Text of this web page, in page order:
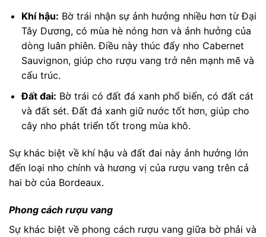
Khí hậu: Bờ trái nhận sự ảnh hưởng nhiều hơn từ Đại
Tây Dương, có mùa hè nóng hơn và ảnh hưởng của
dòng luân phiên. Điều này thúc đẩy nho Cabernet
Sauvignon, giúp cho rượu vang trở nên mạnh mẽ và
cấu trúc.
Đất đai: Bờ trái có đất đá xanh phổ biến, có đất cát
và đất sét. Đất đá xanh giữ nước tốt hơn, giúp cho
cây nho phát triển tốt trong mùa khô.
Sự khác biệt về khí hậu và đất đai này ảnh hưởng lớn
đến loại nho chính và hương vị của rượu vang trên cả
hai bờ của Bordeaux.
Phong cách rượu vang
Sự khác biệt về phong cách rượu vang giữa bờ phải và